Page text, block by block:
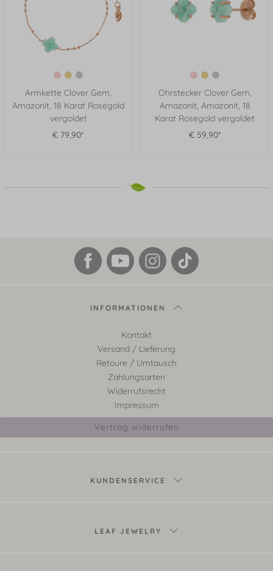
Armkette Clover Gem,
Amazonit, 18 Karat Rosegold
vergoldet
€ 79,90*
Ohrstecker Clover Gem,
Amazonit, Amazonit, 18
Karat Rosegold vergoldet
€ 59,90*
INFORMATIONEN
Kontakt
Versand / Lieferung
Retoure / Umtausch
Zahlungsarten
Widerrufsrecht
Impressum
Vertrag widerrufen
KUNDENSERVICE
LEAF JEWELRY